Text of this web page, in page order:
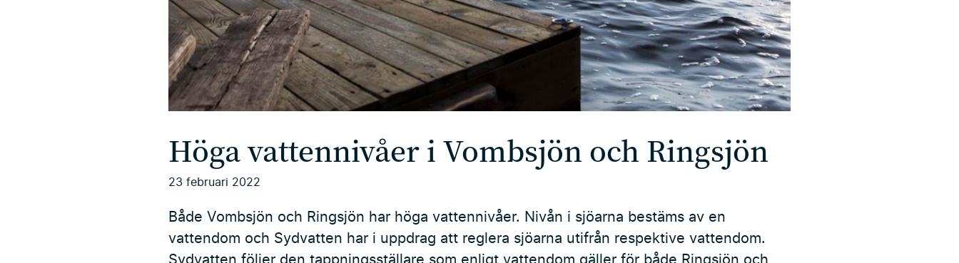
Höga vattennivåer i Vombsjön och Ringsjön
23 februari 2022
Både Vombsjön och Ringsjön har höga vattennivåer. Nivån i sjöarna bestäms av en
vattendom och Sydvatten har i uppdrag att reglera sjöarna utifrån respektive vattendom.